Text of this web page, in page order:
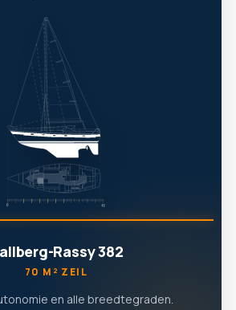
Rassy 382
70 M² ZEIL
en alle breedtegraden.